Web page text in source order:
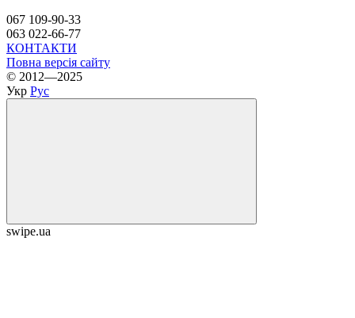
067 109-90-33
063 022-66-77
КОНТАКТИ
Повна версія сайту
© 2012—2025
Укр Рус
swipe.ua